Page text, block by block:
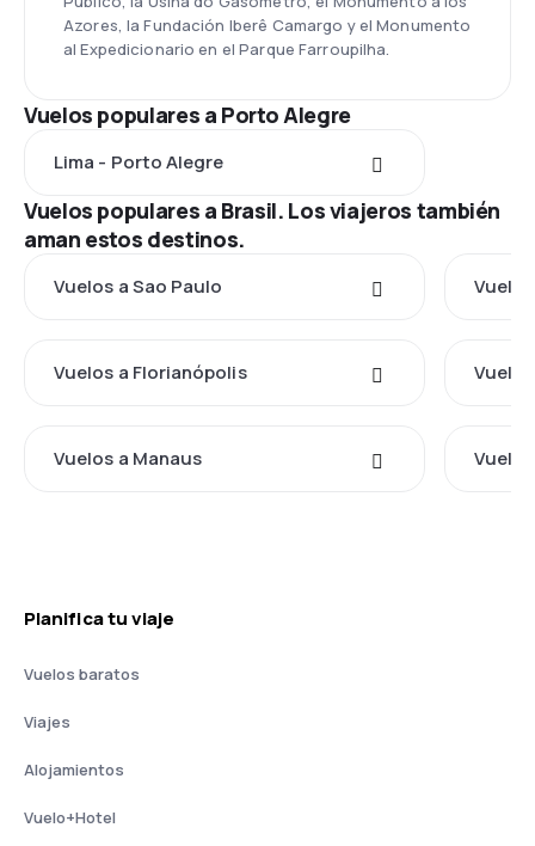
Azores, la Fundación Iberê Camargo y el Monumento
al Expedicionario en el Parque Farroupilha.
Vuelos populares a Porto Alegre
Lima - Porto Alegre
Vuelos populares a Brasil. Los viajeros también
aman estos destinos.
Vuelos a Sao Paulo
Vuelos a Florianópolis
Vuelos a Manaus
Planifica tu viaje
Vuelos baratos
Viajes
Alojamientos
Vuelo+Hotel